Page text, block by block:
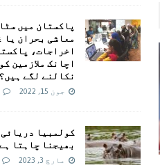
پاکستان میں
معاشی بحران یا
اخراجات،
اچانک ملازمین
نکالنے لگے ہیں؟
جون 15, 2022
کولمبیا
بھیجنا چاہتا
مارچ 3, 2023